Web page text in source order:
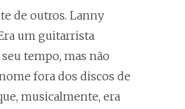
de outros. Lanny
um guitarrista
tempo, mas não
fora dos discos de
musicalmente, era